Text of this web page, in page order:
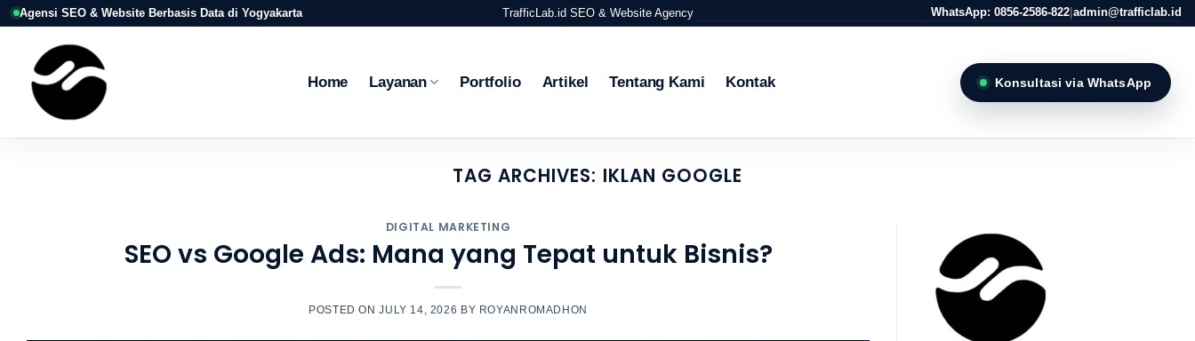
Skip
content
Agensi SEO & Website Berbasis Data di Yogyakarta TrafficLab.id SEO & Website Agency WhatsApp: 0856-2586-822 admin@trafficlab.id
Home Layanan Portfolio Artikel Tentang Kami Kontak Konsultasi via WhatsApp
TAG ARCHIVES: IKLAN GOOGLE
DIGITAL MARKETING
SEO vs Google Ads: Mana yang Tepat untuk Bisnis?
POSTED ONJULY 14, 2026 BY ROYANROMADHON